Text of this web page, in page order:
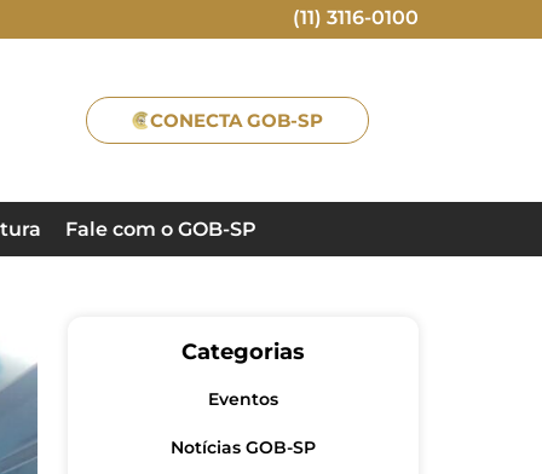
(11) 3116-0100
CONECTA GOB-SP
Fale com o GOB-SP
Categorias
Eventos
Notícias GOB-SP